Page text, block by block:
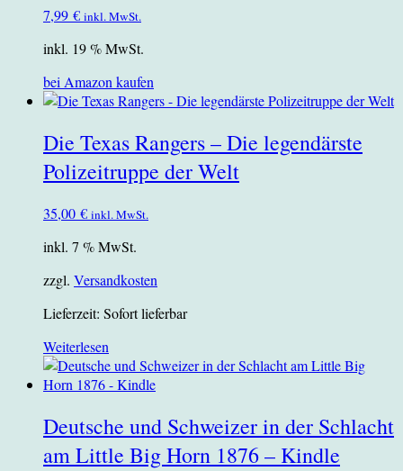
7,99 € inkl. MwSt.
inkl. 19 % MwSt.
bei Amazon kaufen
Die Texas Rangers – Die legendärste
Polizeitruppe der Welt
35,00 € inkl. MwSt.
inkl. 7 % MwSt.
zzgl. Versandkosten
Lieferzeit: Sofort lieferbar
Weiterlesen
Deutsche und Schweizer in der Schlacht
am Little Big Horn 1876 – Kindle